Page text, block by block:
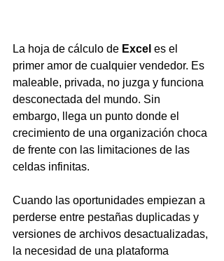
La hoja de cálculo de Excel es el
primer amor de cualquier vendedor. Es
maleable, privada, no juzga y funciona
desconectada del mundo. Sin
embargo, llega un punto donde el
crecimiento de una organización choca
de frente con las limitaciones de las
celdas infinitas.
Cuando las oportunidades empiezan a
perderse entre pestañas duplicadas y
versiones de archivos desactualizadas,
la necesidad de una plataforma